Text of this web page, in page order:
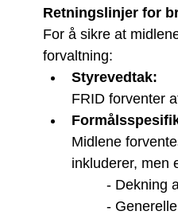
Retningslinjer for
For å sikre at
forvaltning:
Styrevedtak:
FRID forventer
Midlene
inkluderer, men
- Dekning
-